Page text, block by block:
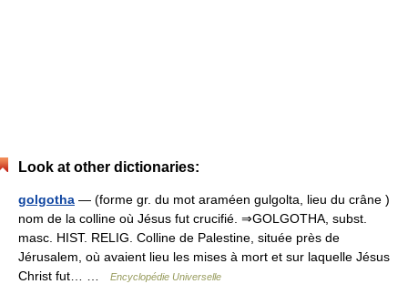
Look at other dictionaries:
golgotha — (forme gr. du mot araméen gulgolta, lieu du crâne )
nom de la colline où Jésus fut crucifié. ⇒GOLGOTHA, subst.
masc. HIST. RELIG. Colline de Palestine, située près de
Jérusalem, où avaient lieu les mises à mort et sur laquelle Jésus
Christ fut… …
Encyclopédie Universelle